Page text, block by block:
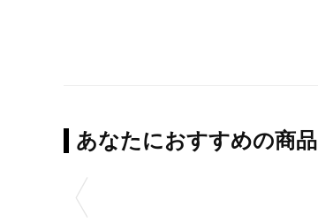
あなたにおすすめの商品